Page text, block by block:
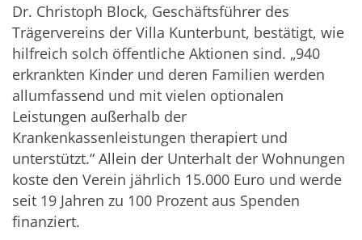
Dr. Christoph Block, Geschäftsführer des
Trägervereins der Villa Kunterbunt, bestätigt, wie
hilfreich solch öffentliche Aktionen sind. „940
erkrankten Kinder und deren Familien werden
allumfassend und mit vielen optionalen
Leistungen außerhalb der
Krankenkassenleistungen therapiert und
unterstützt.“ Allein der Unterhalt der Wohnungen
koste den Verein jährlich 15.000 Euro und werde
seit 19 Jahren zu 100 Prozent aus Spenden
finanziert.